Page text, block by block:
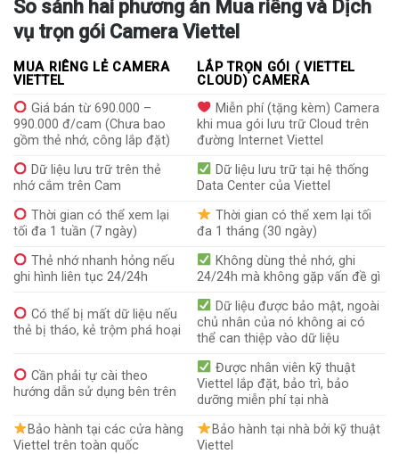
So sánh hai phương án Mua riêng và Dịch
vụ trọn gói Camera Viettel
MUA RIÊNG LẺ CAMERA
VIETTEL
LẮP TRỌN GÓI ( VIETTEL
CLOUD) CAMERA
Giá bán từ 690.000 –
990.000 đ/cam (Chưa bao
gồm thẻ nhớ, công lắp đặt)
Miễn phí (tặng kèm) Camera
khi mua gói lưu trữ Cloud trên
đường Internet Viettel
Dữ liệu lưu trữ trên thẻ
nhớ cắm trên Cam
Dữ liệu lưu trữ tại hệ thống
Data Center của Viettel
Thời gian có thể xem lại
tối đa 1 tuần (7 ngày)
Thời gian có thể xem lại tối
đa 1 tháng (30 ngày)
Thẻ nhớ nhanh hỏng nếu
ghi hình liên tục 24/24h
Không dùng thẻ nhớ, ghi
24/24h mà không gặp vấn đề gì
Có thể bị mất dữ liệu nếu
thẻ bị tháo, kẻ trộm phá hoại
Dữ liệu được bảo mật, ngoài
chủ nhân của nó không ai có
thể can thiệp vào dữ liệu
Cần phải tự cài theo
hướng dẫn sử dụng bên trên
Được nhân viên kỹ thuật
Viettel lắp đặt, bảo trì, bảo
dưỡng miễn phí tại nhà
Bảo hành tại các cửa hàng
Viettel trên toàn quốc
Bảo hành tại nhà bởi kỹ thuật
Viettel